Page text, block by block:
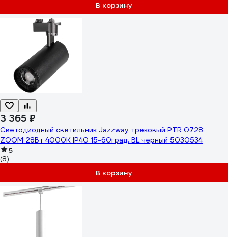
В корзину
3 365 ₽
Светодиодный светильник Jazzway трековый PTR 0728
ZOOM 28Вт 4000К IP40 15-60град. BL черный 5030534
5
(8)
В корзину